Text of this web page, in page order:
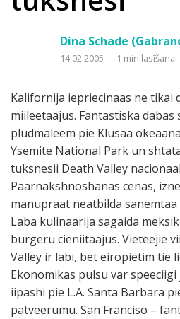
Dina Schade
14.02.2005 1 min lasīšanai
Kalifornija iepriecinaas ne tikai
miileetaajus. Fantastiska
pludmaleem pie Klusaa
Ysemite National Park un
tuksnesii Death Valley
Paarnakshnoshanas cenas,
manupraat neatbilda
Laba kulinaarija sagaida
burgeru cieniitaajus. Vieteejie
Valley ir labi, bet eiropietim tie
Ekonomikas pulsu var
iipashi pie L.A. Santa Barbara
patveerumu. San Franciso –